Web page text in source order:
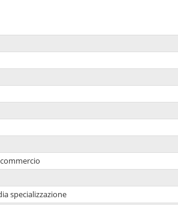
specializzazione